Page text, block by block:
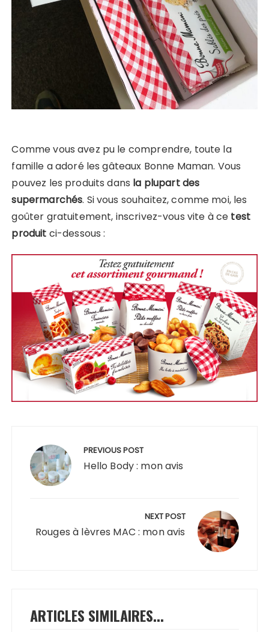
Comme vous avez pu le comprendre, toute la
famille a adoré les gâteaux Bonne Maman. Vous
pouvez les produits dans la plupart des
supermarchés. Si vous souhaitez, comme moi, les
goûter gratuitement, inscrivez-vous vite à ce test
produit ci-dessous :
l’article
PREVIOUS POST
Hello Body : mon avis
NEXT POST
Rouges à lèvres MAC : mon avis
ARTICLES SIMILAIRES...